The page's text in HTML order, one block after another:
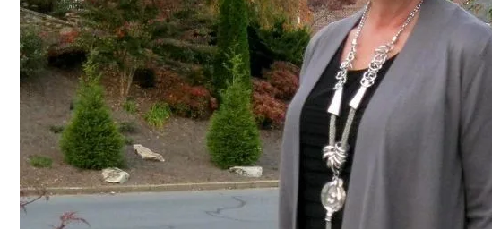
Раскрась Свой Год: Какой Цвет Принесет Тебе Успех
Тайна Происхождения Жизни Скоро Будет Разгадана
Сергей Марков — О Тайном Цифровом Суде И Угрозах